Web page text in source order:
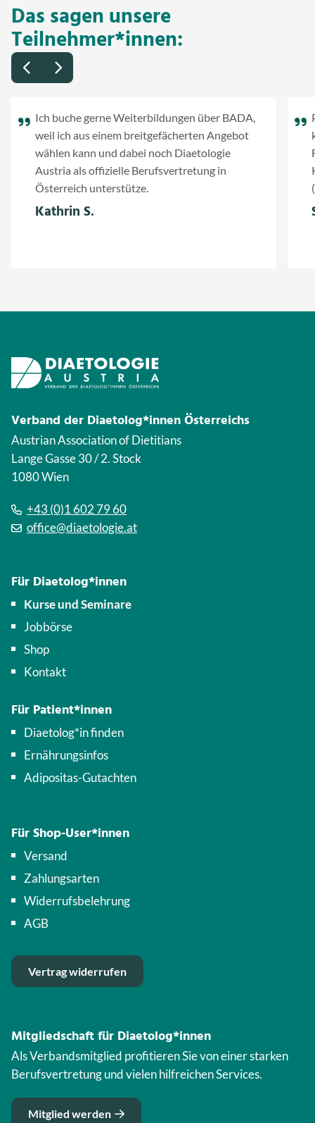
Das sagen unsere
Teilnehmer*innen:
Ich buche gerne Weiterbildungen über BADA,
weil ich aus einem breitgefächerten Angebot
wählen kann und dabei noch Diaetologie
Austria als offizielle Berufsvertretung in
Österreich unterstütze.
Kathrin S.
Verband der Diaetolog*innen Österreichs
Austrian Association of Dietitians
Lange Gasse 30 / 2. Stock
1080 Wien
+43 (0)1 602 79 60
office@diaetologie.at
Für Diaetolog*innen
Kurse und Seminare
Jobbörse
Shop
Kontakt
Für Patient*innen
Diaetolog*in finden
Ernährungsinfos
Adipositas-Gutachten
Für Shop-User*innen
Versand
Zahlungsarten
Widerrufsbelehrung
AGB
Vertrag widerrufen
Mitgliedschaft für Diaetolog*innen
Als Verbandsmitglied profitieren Sie von einer starken
Berufsvertretung und vielen hilfreichen Services.
Mitglied werden